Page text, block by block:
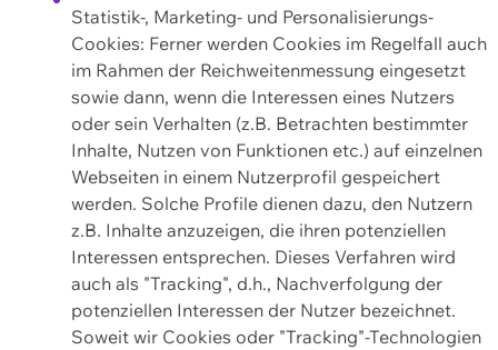
Statistik-, Marketing- und Personalisierungs-
Cookies: Ferner werden Cookies im Regelfall auch
im Rahmen der Reichweitenmessung eingesetzt
sowie dann, wenn die Interessen eines Nutzers
oder sein Verhalten (z.B. Betrachten bestimmter
Inhalte, Nutzen von Funktionen etc.) auf einzelnen
Webseiten in einem Nutzerprofil gespeichert
werden. Solche Profile dienen dazu, den Nutzern
z.B. Inhalte anzuzeigen, die ihren potenziellen
Interessen entsprechen. Dieses Verfahren wird
auch als "Tracking", d.h., Nachverfolgung der
potenziellen Interessen der Nutzer bezeichnet.
Soweit wir Cookies oder "Tracking"-Technologien